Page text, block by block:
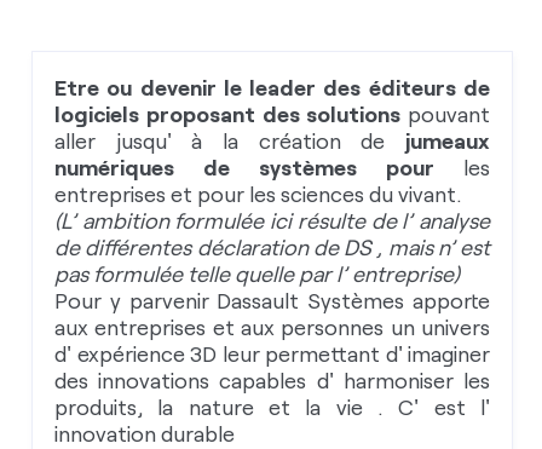
Etre ou devenir le leader des éditeurs de
logiciels proposant des solutions pouvant
aller jusqu' à la création de jumeaux
numériques de systèmes pour les
entreprises et pour les sciences du vivant.
(L’ ambition formulée ici résulte de l’ analyse
de différentes déclaration de DS , mais n’ est
pas formulée telle quelle par l’ entreprise)
Pour y parvenir Dassault Systèmes apporte
aux entreprises et aux personnes un univers
d' expérience 3D leur permettant d' imaginer
des innovations capables d' harmoniser les
produits, la nature et la vie . C' est l'
innovation durable